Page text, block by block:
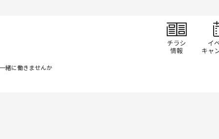
チラ
緒に働きませんか